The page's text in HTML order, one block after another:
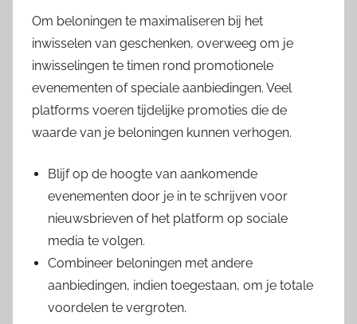
Om beloningen te maximaliseren bij het
inwisselen van geschenken, overweeg om je
inwisselingen te timen rond promotionele
evenementen of speciale aanbiedingen. Veel
platforms voeren tijdelijke promoties die de
waarde van je beloningen kunnen verhogen.
Blijf op de hoogte van aankomende
evenementen door je in te schrijven voor
nieuwsbrieven of het platform op sociale
media te volgen.
Combineer beloningen met andere
aanbiedingen, indien toegestaan, om je totale
voordelen te vergroten.